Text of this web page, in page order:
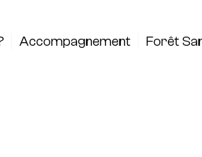
Accompagnement Forêt